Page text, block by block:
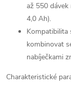
až 550
4,0 Ah).
Kompatibilita
kombinovat
nabíječkami
Charakteristické